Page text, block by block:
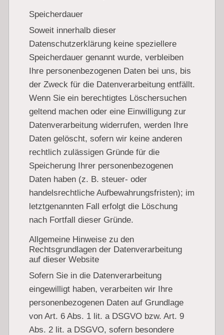
Speicherdauer
Soweit innerhalb dieser
Datenschutzerklärung keine speziellere
Speicherdauer genannt wurde, verbleiben
Ihre personenbezogenen Daten bei uns, bis
der Zweck für die Datenverarbeitung entfällt.
Wenn Sie ein berechtigtes Löschersuchen
geltend machen oder eine Einwilligung zur
Datenverarbeitung widerrufen, werden Ihre
Daten gelöscht, sofern wir keine anderen
rechtlich zulässigen Gründe für die
Speicherung Ihrer personenbezogenen
Daten haben (z. B. steuer- oder
handelsrechtliche Aufbewahrungsfristen); im
letztgenannten Fall erfolgt die Löschung
nach Fortfall dieser Gründe.
Allgemeine Hinweise zu den
Rechtsgrundlagen der Datenverarbeitung
auf dieser Website
Sofern Sie in die Datenverarbeitung
eingewilligt haben, verarbeiten wir Ihre
personenbezogenen Daten auf Grundlage
von Art. 6 Abs. 1 lit. a DSGVO bzw. Art. 9
Abs. 2 lit. a DSGVO, sofern besondere